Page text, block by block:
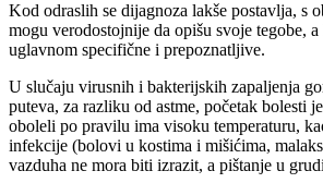
Kod odraslih se dijagnoza lakše postavlja, s
mogu verodostojnije da opišu svoje tegobe,
uglavnom specifične i prepoznatljive.
U slučaju virusnih i bakterijskih zapaljenja
puteva, za razliku od astme, početak bolesti
oboleli po pravilu ima visoku temperaturu,
infekcije (bolovi u kostima i mišićima,
vazduha ne mora biti izrazit, a pištanje u